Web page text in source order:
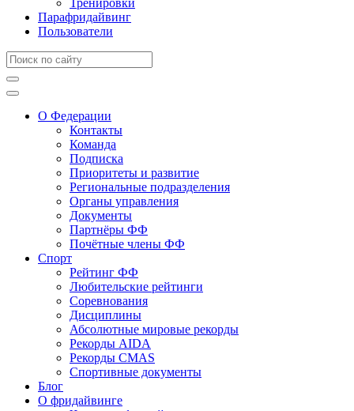
Тренировки
Парафридайвинг
Пользователи
О Федерации
Контакты
Команда
Подписка
Приоритеты и развитие
Региональные подразделения
Органы управления
Документы
Партнёры ФФ
Почётные члены ФФ
Спорт
Рейтинг ФФ
Любительские рейтинги
Соревнования
Дисциплины
Абсолютные мировые рекорды
Рекорды AIDA
Рекорды CMAS
Спортивные документы
Блог
О фридайвинге